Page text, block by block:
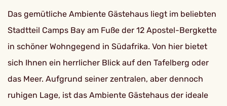
Das gemütliche Ambiente Gästehaus liegt im beliebten
Stadtteil Camps Bay am Fuße der 12 Apostel-Bergkette
in schöner Wohngegend in Südafrika. Von hier bietet
sich Ihnen ein herrlicher Blick auf den Tafelberg oder
das Meer. Aufgrund seiner zentralen, aber dennoch
ruhigen Lage, ist das Ambiente Gästehaus der ideale